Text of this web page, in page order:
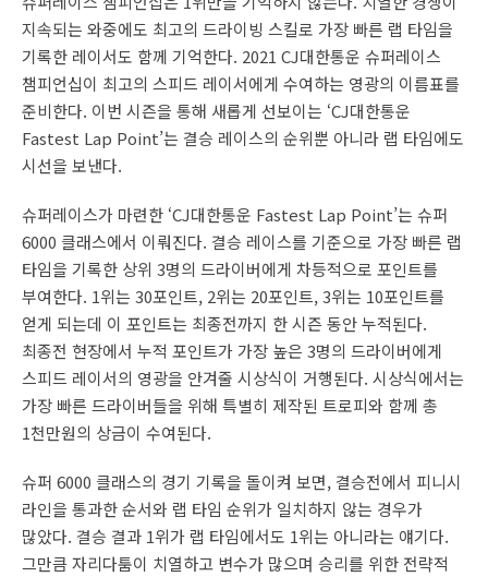
지속되는 와중에도 최고의 드라이빙 스킬로 가장 빠른 랩 타임을
기록한 레이서도 함께 기억한다. 2021 CJ대한통운 슈퍼레이스
챔피언십이 최고의 스피드 레이서에게 수여하는 영광의 이름표를
준비한다. 이번 시즌을 통해 새롭게 선보이는 ‘CJ대한통운
Fastest Lap Point’는 결승 레이스의 순위뿐 아니라 랩 타임에도
시선을 보낸다.
슈퍼레이스가 마련한 ‘CJ대한통운 Fastest Lap Point’는 슈퍼
6000 클래스에서 이뤄진다. 결승 레이스를 기준으로 가장 빠른 랩
타임을 기록한 상위 3명의 드라이버에게 차등적으로 포인트를
부여한다. 1위는 30포인트, 2위는 20포인트, 3위는 10포인트를
얻게 되는데 이 포인트는 최종전까지 한 시즌 동안 누적된다.
최종전 현장에서 누적 포인트가 가장 높은 3명의 드라이버에게
스피드 레이서의 영광을 안겨줄 시상식이 거행된다. 시상식에서는
가장 빠른 드라이버들을 위해 특별히 제작된 트로피와 함께 총
1천만원의 상금이 수여된다.
슈퍼 6000 클래스의 경기 기록을 돌이켜 보면, 결승전에서 피니시
라인을 통과한 순서와 랩 타임 순위가 일치하지 않는 경우가
많았다. 결승 결과 1위가 랩 타임에서도 1위는 아니라는 얘기다.
그만큼 자리다툼이 치열하고 변수가 많으며 승리를 위한 전략적